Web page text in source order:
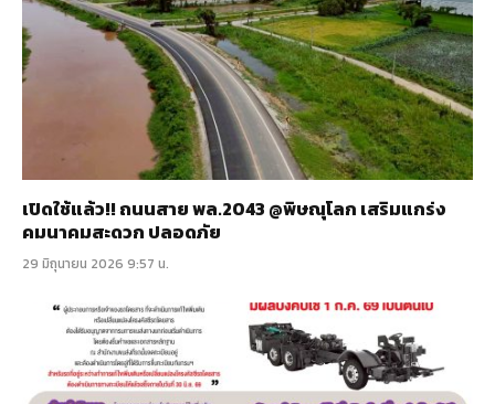
เปิดใช้แล้ว!! ถนนสาย พล.2043 @พิษณุโลก เสริมแกร่ง
คมนาคมสะดวก ปลอดภัย
29 มิถุนายน 2026 9:57 น.